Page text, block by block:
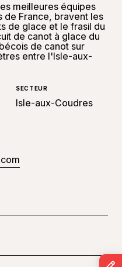
meilleures équipes
de France, bravent les
de glace et le frasil du
de canot à glace du
de canot sur
entre l'Isle-aux-
SECTEUR
Isle-aux-Coudres